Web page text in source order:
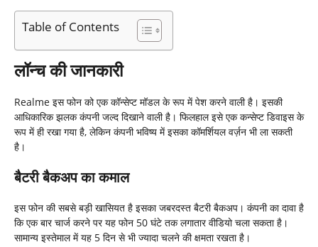
Table of Contents
लॉन्च की जानकारी
Realme इस फोन को एक कॉन्सेप्ट मॉडल के रूप में पेश करने वाली है। इसकी
आधिकारिक झलक कंपनी जल्द दिखाने वाली है। फिलहाल इसे एक कन्सेप्ट डिवाइस के
रूप में ही रखा गया है, लेकिन कंपनी भविष्य में इसका कॉमर्शियल वर्ज़न भी ला सकती
है।
बैटरी बैकअप का कमाल
इस फोन की सबसे बड़ी खासियत है इसका जबरदस्त बैटरी बैकअप। कंपनी का दावा है
कि एक बार चार्ज करने पर यह फोन 50 घंटे तक लगातार वीडियो चला सकता है।
सामान्य इस्तेमाल में यह 5 दिन से भी ज्यादा चलने की क्षमता रखता है।